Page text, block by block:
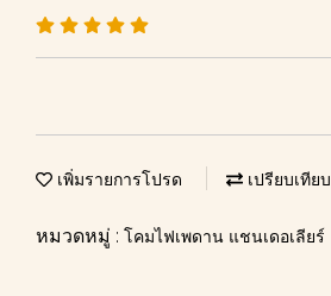
เพิ่มรายการโปรด เปรียบเทียบ
หมวดหมู่ : โคมไฟเพดาน แชนเดอเลียร์